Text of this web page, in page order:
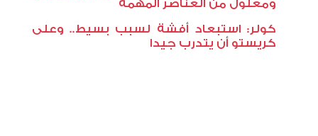
ومعلول من العناصر المهمة
كولر: استبعاد أفشة لسبب بسيط.. وعلى
كريستو أن يتدرب جيدا